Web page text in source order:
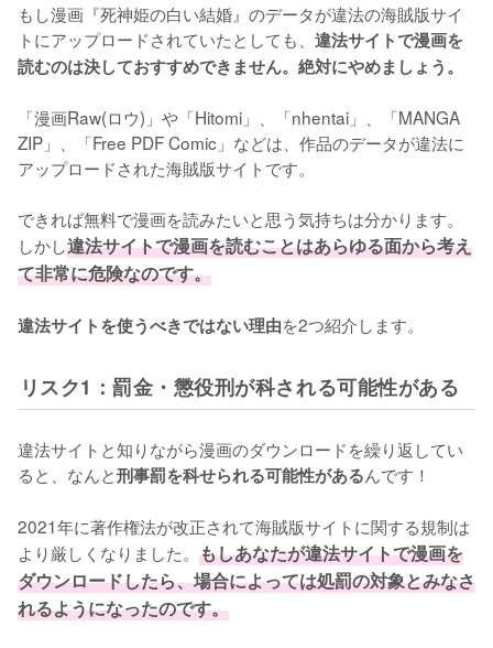
もし漫画『死神姫の白い結婚』のデータが違法の海賊版サイ
トにアップロードされていたとしても、 違法サイトで漫画を
読むのは決しておすすめできません。絶対にやめましょう。
「漫画Raw(ロウ)」や「Hitomi」、「nhentai」、「MANGA
ZIP」、「Free PDF Comic」などは、作品のデータが違法に
アップロードされた海賊版サイトです。
できれば無料で漫画を読みたいと思う気持ちは分かります。
しかし違法サイトで漫画を読むことはあらゆる面から考え
て非常に危険なのです。
違法サイトを使うべきではない理由を2つ紹介します。
リスク1：罰金・懲役刑が科される可能性がある
違法サイトと知りながら漫画のダウンロードを繰り返してい
ると、なんと刑事罰を科せられる可能性があるんです！
2021年に著作権法が改正されて海賊版サイトに関する規制は
より厳しくなりました。 もしあなたが違法サイトで漫画を
ダウンロードしたら、場合によっては処罰の対象とみなさ
れるようになったのです。